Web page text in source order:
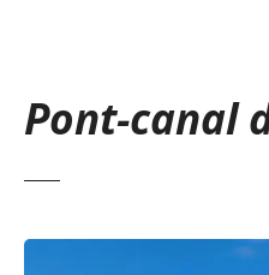
Pont-canal